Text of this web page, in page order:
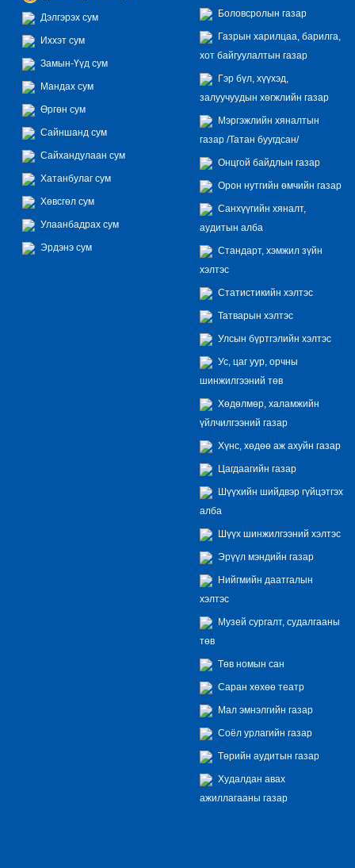
Дэлгэрэх сум
Иххэт сум
Замын-Үүд сум
Мандах сум
Өргөн сум
Сайншанд сум
Сайхандулаан сум
Хатанбулаг сум
Хөвсгөл сум
Улаанбадрах сум
Эрдэнэ сум
Боловсролын газар
Газрын харилцаа, барилга,
хот байгуулалтын газар
Гэр бүл, хүүхэд,
залуучуудын хөгжлийн газар
Мэргэжлийн хяналтын
газар /Татан буугдсан/
Онцгой байдлын газар
Орон нутгийн өмчийн газар
Санхүүгийн хяналт,
аудитын алба
Стандарт, хэмжил зүйн
хэлтэс
Статистикийн хэлтэс
Татварын хэлтэс
Улсын бүртгэлийн хэлтэс
Ус, цаг уур, орчны
шинжилгээний төв
Хөдөлмөр, халамжийн
үйлчилгээний газар
Хүнс, хөдөө аж ахуйн газар
Цагдаагийн газар
Шүүхийн шийдвэр гүйцэтгэх
алба
Шүүх шинжилгээний хэлтэс
Эрүүл мэндийн газар
Нийгмийн даатгалын
хэлтэс
Музей сургалт, судалгааны
төв
Төв номын сан
Саран хөхөө театр
Мал эмнэлгийн газар
Соёл урлагийн газар
Төрийн аудитын газар
Худалдан авах
ажиллагааны газар